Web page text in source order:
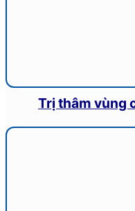
Trị thâm vùng